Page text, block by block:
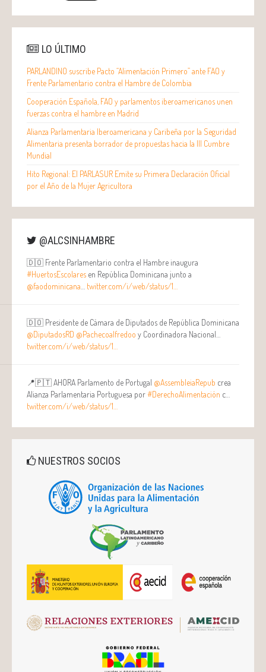
LO ÚLTIMO
PARLANDINO suscribe Pacto “Alimentación Primero” ante FAO y
Frente Parlamentario contra el Hambre de Colombia
Cooperación Española, FAO y parlamentos iberoamericanos unen
fuerzas contra el hambre en Madrid
Alianza Parlamentaria Iberoamericana y Caribeña por la Seguridad
Alimentaria presenta borrador de propuestas hacia la III Cumbre
Mundial
Hito Regional: El PARLASUR Emite su Primera Declaración Oficial
por el Año de la Mujer Agricultora
@ALCSINHAMBRE
🇩🇴 Frente Parlamentario contra el Hambre inaugura
#HuertosEscolares en República Dominicana junto a
@faodominicana
twitter.com/i/web/status/1…
🇩🇴 Presidente de Cámara de Diputados de República Dominicana
@DiputadosRD @Pachecoalfredoo y Coordinadora Nacional…
twitter.com/i/web/status/1…
📍🇵🇹 AHORA Parlamento de Portugal @AssembleiaRepub crea
Alianza Parlamentaria Portuguesa por#DerechoAlimentación c…
twitter.com/i/web/status/1…
NUESTROS SOCIOS